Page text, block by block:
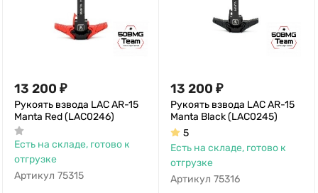
13 200 ₽
Рукоять взвода LAC AR-15
Manta Red (LAC0246)
Есть на складе, готово к
отгрузке
Артикул 75315
13 200 ₽
Рукоять взвода LAC AR-15
Manta Black (LAC0245)
5
Есть на складе, готово к
отгрузке
Артикул 75316